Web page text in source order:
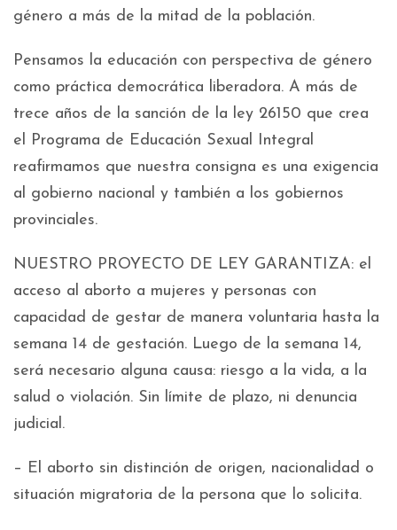
género a más de la mitad de la población.
Pensamos la educación con perspectiva de género
como práctica democrática liberadora. A más de
trece años de la sanción de la ley 26150 que crea
el Programa de Educación Sexual Integral
reafirmamos que nuestra consigna es una exigencia
al gobierno nacional y también a los gobiernos
provinciales.
NUESTRO PROYECTO DE LEY GARANTIZA: el
acceso al aborto a mujeres y personas con
capacidad de gestar de manera voluntaria hasta la
semana 14 de gestación. Luego de la semana 14,
será necesario alguna causa: riesgo a la vida, a la
salud o violación. Sin límite de plazo, ni denuncia
judicial.
– El aborto sin distinción de origen, nacionalidad o
situación migratoria de la persona que lo solicita.